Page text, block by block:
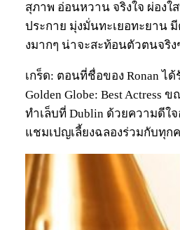
สุภาพ อ่อนหวาน จริงใจ ผ่องใ
ประกาย มุ่งมั่นทะเยอทะยาน
งมากๆ น่าจะสะท้อนตัวตนจริง
เกร็ด: ตอนที่ชื่อของ Ronan ไ
Golden Globe: Best Actress
ทำเล็บที่ Dublin ด้วยความดีใ
แชมเปญเลี้ยงฉลองร่วมกับทุ